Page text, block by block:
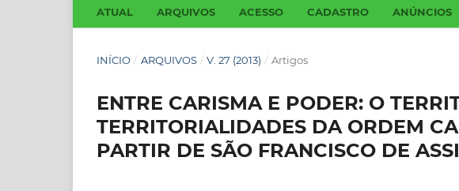
ATUAL ARQUIVOS ACESSO CADASTRO ANÚNCIOS
INÍCIO / ARQUIVOS / V. 27 (2013) / Artigos
ENTRE CARISMA E PODER: O
TERRITORIALIDADES DA ORDEM
PARTIR DE SÃO FRANCISCO DE